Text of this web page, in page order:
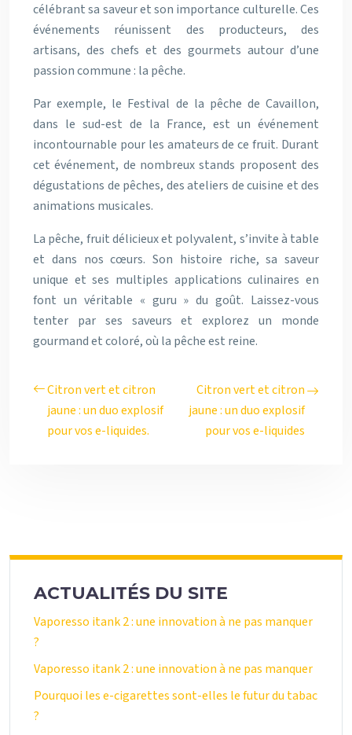
célébrant sa saveur et son importance culturelle. Ces
événements réunissent des producteurs, des
artisans, des chefs et des gourmets autour d’une
passion commune : la pêche.
Par exemple, le Festival de la pêche de Cavaillon,
dans le sud-est de la France, est un événement
incontournable pour les amateurs de ce fruit. Durant
cet événement, de nombreux stands proposent des
dégustations de pêches, des ateliers de cuisine et des
animations musicales.
La pêche, fruit délicieux et polyvalent, s’invite à table
et dans nos cœurs. Son histoire riche, sa saveur
unique et ses multiples applications culinaires en
font un véritable « guru » du goût. Laissez-vous
tenter par ses saveurs et explorez un monde
gourmand et coloré, où la pêche est reine.
Citron vert et citron
jaune : un duo explosif
pour vos e-liquides.
Citron vert et citron
jaune : un duo explosif
pour vos e-liquides
ACTUALITÉS DU SITE
Vaporesso itank 2 : une innovation à ne pas manquer
?
Vaporesso itank 2 : une innovation à ne pas manquer
Pourquoi les e-cigarettes sont-elles le futur du tabac
?